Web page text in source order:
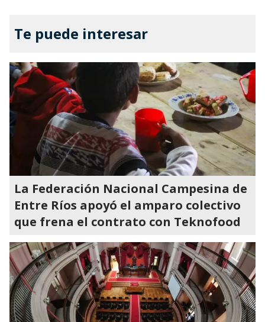
Te puede interesar
La Federación Nacional Campesina de
Entre Ríos apoyó el amparo colectivo
que frena el contrato con Teknofood